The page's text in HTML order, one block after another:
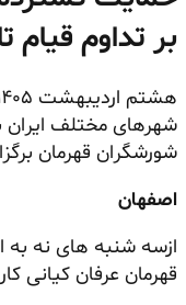
بر تداوم قیام
شهرهای مختلف
شورشگران قهرمان
اصفهان
ازسه شنبه های نه به
قهرمان عرفان کیانی